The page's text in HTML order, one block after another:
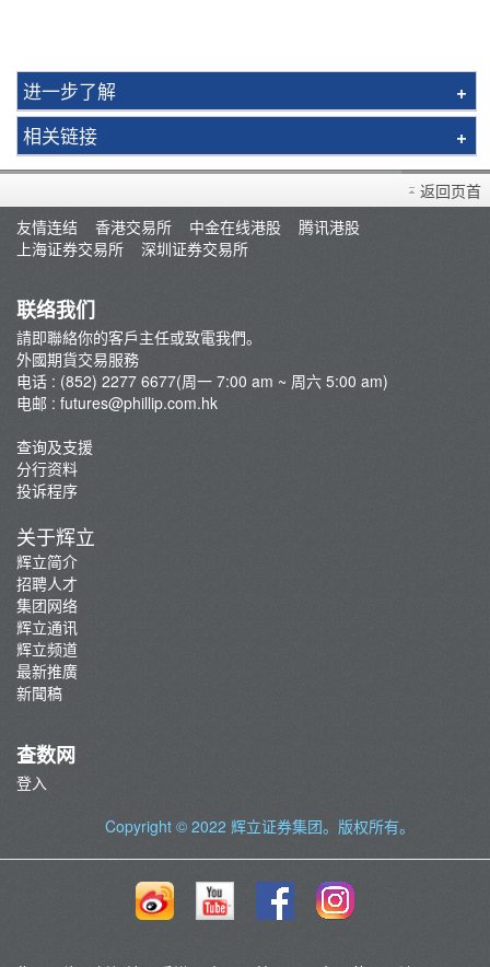
进一步了解
环球期货期权简介
黄金期货
新交所富时A50 指数期货
摩根台湾指数期货
外汇期货
外国期货买卖
交易系統
外国市况/商品期货评论
重要通知
最新推广
芝商所新闻
期货应用程序界面(API)
环球期权买卖简介
相关链接
外国期货手册
市况评论
常见问题
存款/提款/账户转账
返回页首
友情连结
香港交易所 中金在线港股
腾讯港股
上海证券交易所
深圳证券交易所
联络我们
請即聯絡你的客戶主任或致電我們。
外國期貨交易服務
电话 : (852) 2277 6677(周一 7:00 am ~ 周六 5:00 am)
电邮 : futures@phillip.com.hk
查询及支援
分行资料
投诉程序
关于辉立
辉立简介
招聘人才
集团网络
辉立通讯
辉立频道
最新推廣
新聞稿
查数网
登入
Copyright © 2022 辉立证券集团。版权所有。